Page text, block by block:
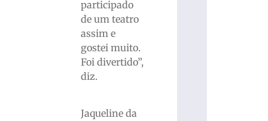
participado
de um teatro
assim e
gostei muito.
Foi divertido”,
diz.
Jaqueline da